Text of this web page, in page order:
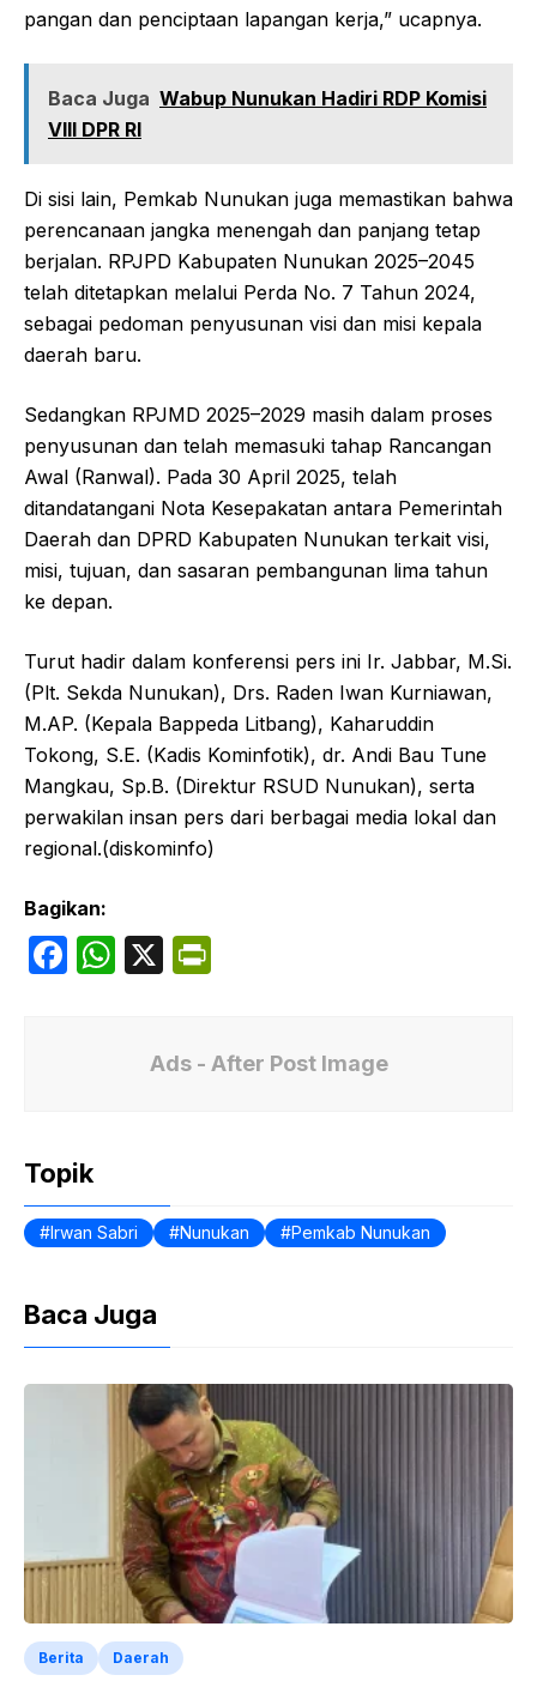
pangan dan penciptaan lapangan kerja,” ucapnya.
Baca Juga Wabup Nunukan Hadiri RDP Komisi
VIII DPR RI
Di sisi lain, Pemkab Nunukan juga memastikan bahwa
perencanaan jangka menengah dan panjang tetap
berjalan. RPJPD Kabupaten Nunukan 2025–2045
telah ditetapkan melalui Perda No. 7 Tahun 2024,
sebagai pedoman penyusunan visi dan misi kepala
daerah baru.
Sedangkan RPJMD 2025–2029 masih dalam proses
penyusunan dan telah memasuki tahap Rancangan
Awal (Ranwal). Pada 30 April 2025, telah
ditandatangani Nota Kesepakatan antara Pemerintah
Daerah dan DPRD Kabupaten Nunukan terkait visi,
misi, tujuan, dan sasaran pembangunan lima tahun
ke depan.
Turut hadir dalam konferensi pers ini Ir. Jabbar, M.Si.
(Plt. Sekda Nunukan), Drs. Raden Iwan Kurniawan,
M.AP. (Kepala Bappeda Litbang), Kaharuddin
Tokong, S.E. (Kadis Kominfotik), dr. Andi Bau Tune
Mangkau, Sp.B. (Direktur RSUD Nunukan), serta
perwakilan insan pers dari berbagai media lokal dan
regional.(diskominfo)
Bagikan:
F
o
k
W X
Fr
y
Ads - After Post Image
Topik
Irwan Sabri Nunukan Pemkab Nunukan
Baca Juga
Berita Daerah